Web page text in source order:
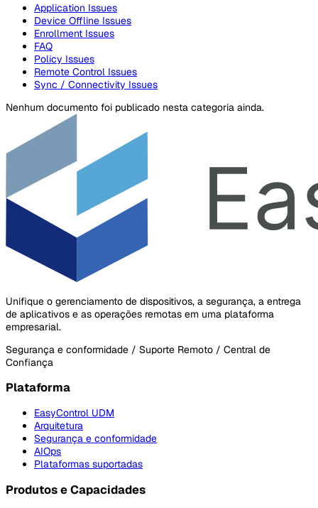
Application Issues
Device Offline Issues
Enrollment Issues
FAQ
Policy Issues
Remote Control Issues
Sync / Connectivity Issues
Nenhum documento foi publicado nesta categoria ainda.
Unifique o gerenciamento de dispositivos, a segurança, a entrega
de aplicativos e as operações remotas em uma plataforma
empresarial.
Segurança e conformidade / Suporte Remoto / Central de
Confiança
Plataforma
EasyControl UDM
Arquitetura
Segurança e conformidade
AIOps
Plataformas suportadas
Produtos e Capacidades